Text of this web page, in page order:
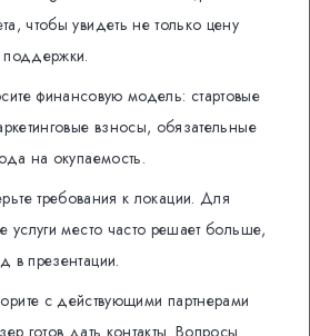
чтобы увидеть не только цену
финансовую модель: стартовые
взносы, обязательные
на окупаемость.
требования к локации. Для
услуги место часто решает больше,
в презентации.
с действующими партнерами